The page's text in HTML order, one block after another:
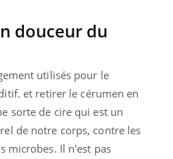
douceur du
utilisés pour le
et retirer le cérumen en
sorte de cire qui est un
de notre corps, contre les
microbes. Il n'est pas